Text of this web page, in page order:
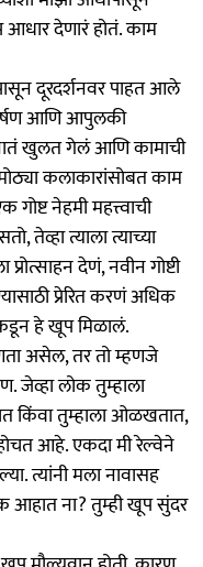
देणारं होतं. काम
दूरदर्शनवर पाहत आले
आणि आपुलकी
नातं खुलत गेलं आणि कामाची
कलाकारांसोबत काम
नेहमी महत्त्वाची
तेव्हा त्याला त्याच्या
देणं, नवीन गोष्टी
प्रेरित करणं अधिक
हे खूप मिळालं.
असेल, तर तो म्हणजे
जेव्हा लोक तुम्हाला
किंवा तुम्हाला ओळखतात,
आहे. एकदा मी रेल्वेने
त्यांनी मला नावासह
आहात ना? तुम्ही खूप सुंदर